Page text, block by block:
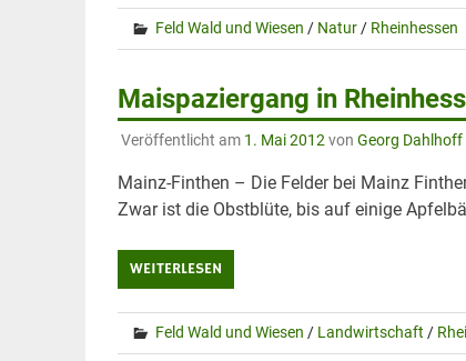
Feld Wald und Wiesen / Natur/ Rheinhessen
Maispaziergang in
Veröffentlicht am 1. Mai 2012 von Georg Dahlhoff
Mainz-Finthen – Die Felder bei Mainz
Zwar ist die Obstblüte, bis auf einige
WEITERLESEN
Feld Wald und Wiesen / Landwirtschaft /